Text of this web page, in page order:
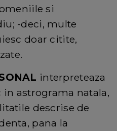
si
-deci, multe
doar citite,
interpreteaza
astrograma natala,
descrise de
pana la